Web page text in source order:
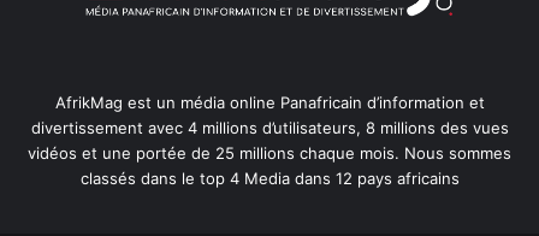
AfrikMag est un média online Panafricain d’information et
divertissement avec 4 millions d’utilisateurs, 8 millions des vues
vidéos et une portée de 25 millions chaque mois. Nous sommes
classés dans le top 4 Media dans 12 pays africains